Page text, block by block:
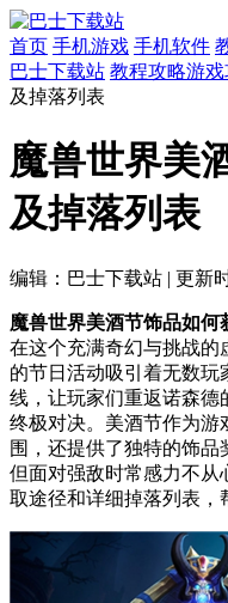
首页 手机游戏 手机软件
巴士下载站 教程攻略游戏
及掉落列表
魔兽世界美
及掉落列表
编辑：巴士下载站 | 更新
魔兽世界美酒节饰品如何
在这个充满奇幻与挑战的
的节日活动吸引着无数玩
线，让玩家们重返诺森德
终极对决。美酒节作为游
围，还提供了独特的饰品
但面对强敌时常感力不从
取途径和详细掉落列表，